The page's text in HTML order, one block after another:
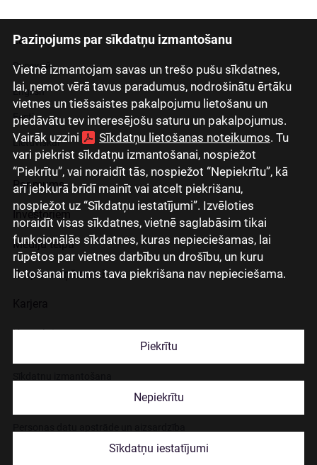
Paziņojums par sīkdatņu izmantošanu
Vietnē izmantojam savas un trešo pušu sīkdatnes,
lai, ņemot vērā tavus paradumus, nodrošinātu ērtāku
vietnes un tiešsaistes pakalpojumu lietošanu un
piedāvātu tev interesējošu saturu un pakalpojumus.
Vairāk uzzini
Sīkdatņu lietošanas noteikumos. Tu
vari piekrist sīkdatņu izmantošanai, nospiežot
“Piekrītu”, vai noraidīt tās, nospiežot “Nepiekrītu”, kā
arī jebkurā brīdī mainīt vai atcelt piekrišanu,
nospiežot uz “Sīkdatņu iestatījumi”. Izvēloties
noraidīt visas sīkdatnes, vietnē saglabāsim tikai
funkcionālās sīkdatnes, kuras nepieciešamas, lai
rūpētos par vietnes darbību un drošību, un kuru
lietošanai mums tava piekrišana nav nepieciešama.
Piekrītu
Nepiekrītu
Sīkdatņu iestatījumi
Latviski
Русский
English
Eesti
Lietuviškai
Par mums
Investoriem
Mediju telpa
Grupas uzņēmumi
Kontakti
© 2026 Citadele Group